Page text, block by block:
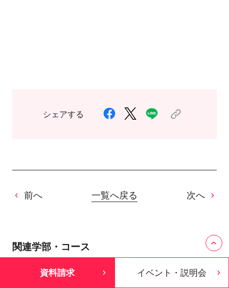
シェアする
前へ 一覧へ戻る 次へ
関連学部・コース
ヘアメイク学部
資料請求 イベント・説明会